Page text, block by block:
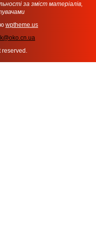
за зміст матеріалів,
wptheme.us
reserved.